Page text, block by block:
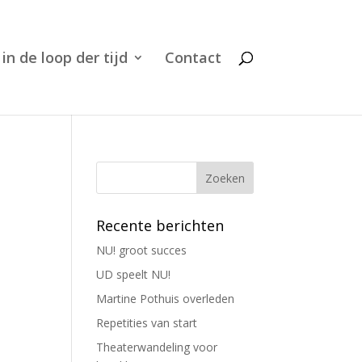
de loop der tijd Contact
Recente berichten
NU! groot succes
UD speelt NU!
Martine Pothuis overleden
Repetities van start
Theaterwandeling voor